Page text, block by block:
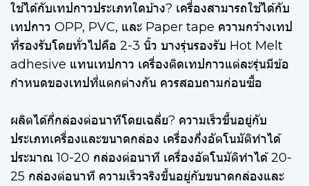
ใช้ได้กับเทปกาวประเภทใดบ้าง? เครื่องสามารถใช้ได้กับ
เทปกาว OPP, PVC, และ Paper tape ความกว้างเทป
ที่รองรับโดยทั่วไปคือ 2-3 นิ้ว บางรุ่นรองรับ Hot Melt
adhesive แทนเทปกาว เครื่องติดเทปกาวแต่ละรุ่นมีข้อ
กำหนดของเทปที่แตกต่างกัน ควรสอบถามก่อนซื้อ
ผลิตได้กี่กล่องต่อนาทีโดยเฉลี่ย? ความเร็วขึ้นอยู่กับ
ประเภทเครื่องและขนาดกล่อง เครื่องกึ่งอัตโนมัติทำได้
ประมาณ 10-20 กล่องต่อนาที เครื่องอัตโนมัติทำได้ 20-
25 กล่องต่อนาที ความเร็วจริงขึ้นอยู่กับขนาดกล่องและ